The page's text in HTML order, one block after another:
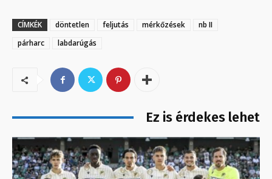
CÍMKÉK döntetlen feljutás mérkőzések
nb II
párharc
labdarúgás
Ez is érdekes lehet